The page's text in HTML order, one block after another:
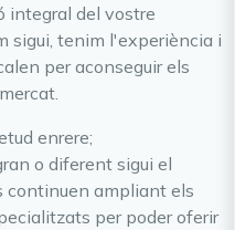
integral del vostre
sigui, tenim l'experiència i
per aconseguir els
enrere;
o diferent sigui el
continuen ampliant els
per poder oferir